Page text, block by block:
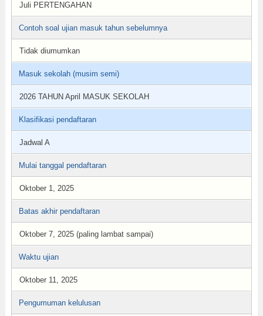
Juli PERTENGAHAN
Contoh soal ujian masuk tahun sebelumnya
Tidak diumumkan
Masuk sekolah (musim semi)
2026 TAHUN April MASUK SEKOLAH
Klasifikasi pendaftaran
Jadwal A
Mulai tanggal pendaftaran
Oktober 1, 2025
Batas akhir pendaftaran
Oktober 7, 2025 (paling lambat sampai)
Waktu ujian
Oktober 11, 2025
Pengumuman kelulusan